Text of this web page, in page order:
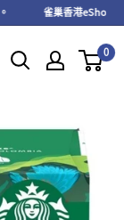
雀巢香港eShop
0